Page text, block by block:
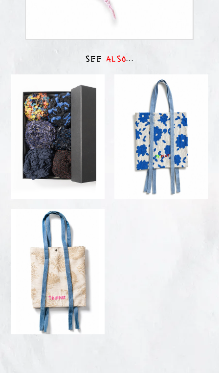
see also...
accessories
TRIPPAT × VIMAR1991
— KIT NIGHT
70,00€
VIEW
DETAILS
accessories
MAYBE ARCHIVE 02
15,00€
VIEW
DETAILS
accessories
MAYBE ARCHIVE 01
15,00€
VIEW
DETAILS